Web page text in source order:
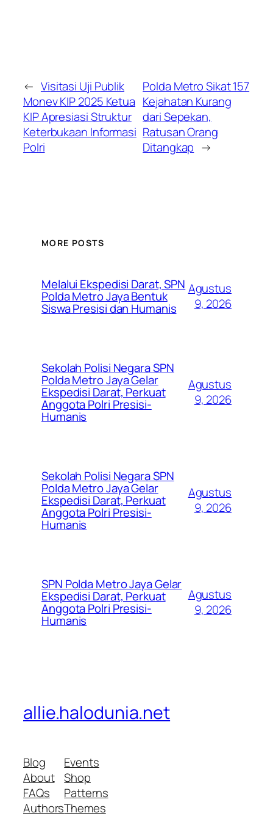
← Visitasi Uji Publik
Monev KIP 2025 Ketua
KIP Apresiasi Struktur
Keterbukaan Informasi
Polri
Polda Metro Sikat 157
Kejahatan Kurang
dari Sepekan,
Ratusan Orang
Ditangkap →
MORE POSTS
Melalui Ekspedisi Darat, SPN
Polda Metro Jaya Bentuk
Siswa Presisi dan Humanis
Agustus
9, 2026
Sekolah Polisi Negara SPN
Polda Metro Jaya Gelar
Ekspedisi Darat, Perkuat
Anggota Polri Presisi-
Humanis
Agustus
9, 2026
Sekolah Polisi Negara SPN
Polda Metro Jaya Gelar
Ekspedisi Darat, Perkuat
Anggota Polri Presisi-
Humanis
Agustus
9, 2026
SPN Polda Metro Jaya Gelar
Ekspedisi Darat, Perkuat
Anggota Polri Presisi-
Humanis
Agustus
9, 2026
allie.halodunia.net
Blog
About
FAQs
Authors
Events
Shop
Patterns
Themes